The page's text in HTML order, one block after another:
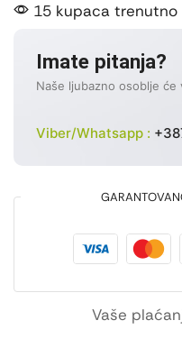
15 kupaca trenutno
Imate pitanja?
Naše ljubazno osoblje će
Viber/Whatsapp :
Vaše